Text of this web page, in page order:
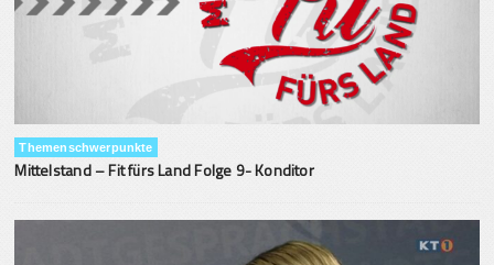
Themenschwerpunkte
Mittelstand – Fit fürs Land Folge 9- Konditor